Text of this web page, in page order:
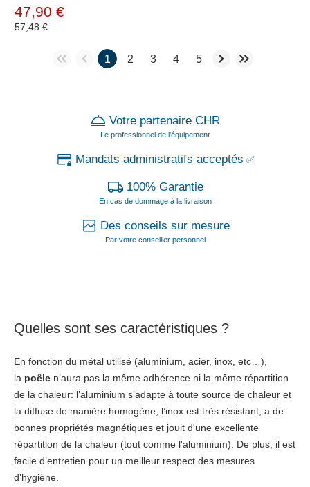
47,90 €
57,48 €
1 2 3 4 5
Votre partenaire CHR
Le professionnel de l'équipement
Mandats administratifs acceptés ✅
100% Garantie
En cas de dommage à la livraison
Des conseils sur mesure
Par votre conseiller personnel
Quelles sont ses caractéristiques ?
En fonction du métal utilisé (aluminium, acier, inox, etc…),
la poêle n’aura pas la même adhérence ni la même répartition
de la chaleur: l’aluminium s’adapte à toute source de chaleur et
la diffuse de manière homogène; l’inox est très résistant, a de
bonnes propriétés magnétiques et jouit d'une excellente
répartition de la chaleur (tout comme l'aluminium). De plus, il est
facile d’entretien pour un meilleur respect des mesures
d’hygiène.